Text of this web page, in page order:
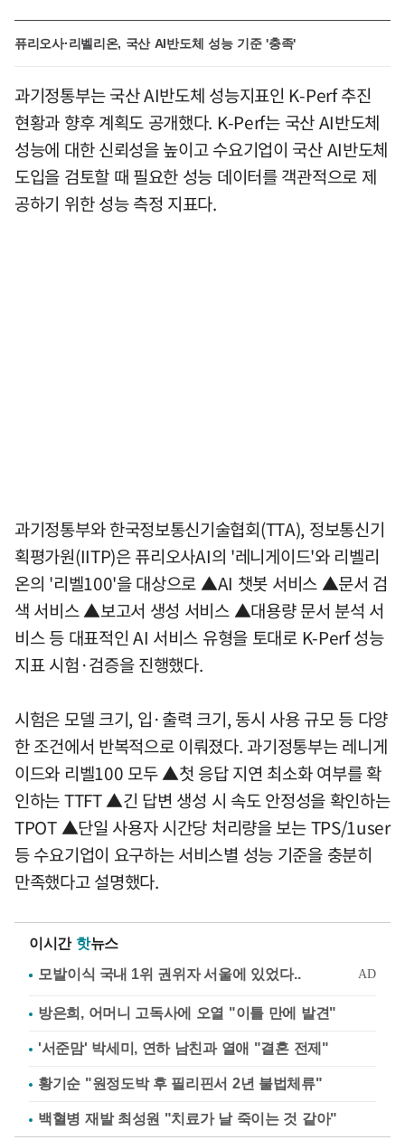
퓨리오사·리벨리온, 국산 AI반도체 성능 기준 '충족'
과기정통부는 국산 AI반도체 성능지표인 K-Perf 추진
현황과 향후 계획도 공개했다. K-Perf는 국산 AI반도체
성능에 대한 신뢰성을 높이고 수요기업이 국산 AI반도체
도입을 검토할 때 필요한 성능 데이터를 객관적으로 제
공하기 위한 성능 측정 지표다.
과기정통부와 한국정보통신기술협회(TTA), 정보통신기
획평가원(IITP)은 퓨리오사AI의 '레니게이드'와 리벨리
온의 '리벨100'을 대상으로 ▲AI 챗봇 서비스 ▲문서 검
색 서비스 ▲보고서 생성 서비스 ▲대용량 문서 분석 서
비스 등 대표적인 AI 서비스 유형을 토대로 K-Perf 성능
지표 시험·검증을 진행했다.
시험은 모델 크기, 입·출력 크기, 동시 사용 규모 등 다양
한 조건에서 반복적으로 이뤄졌다. 과기정통부는 레니게
이드와 리벨100 모두 ▲첫 응답 지연 최소화 여부를 확
인하는 TTFT ▲긴 답변 생성 시 속도 안정성을 확인하는
TPOT ▲단일 사용자 시간당 처리량을 보는 TPS/1user
등 수요기업이 요구하는 서비스별 성능 기준을 충분히
만족했다고 설명했다.
이시간 핫뉴스
방은희, 어머니 고독사에 오열 "이틀 만에 발견"
'서준맘' 박세미, 연하 남친과 열애 "결혼 전제"
황기순 "원정도박 후 필리핀서 2년 불법체류"
백혈병 재발 최성원 "치료가 날 죽이는 것 같아"